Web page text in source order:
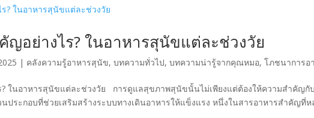
ญอย่างไร? ในอาหารสุนัขแต่ละช่วงวัย
| คลังความรู้อาหารสุนัข,บทความทั่วไป,บทความน่ารู้จากคุณหมอ,โภชนาการอ
? ในอาหารสุนัขแต่ละช่วงวัย การดูแลสุขภาพสุนัขนั้นไม่เพียงแต่ต้องให้ความสำคัญกั
ประกอบที่ช่วยเสริมสร้างระบบทางเดินอาหารให้แข็งแรง หนึ่งในสารอาหารสำคัญที่